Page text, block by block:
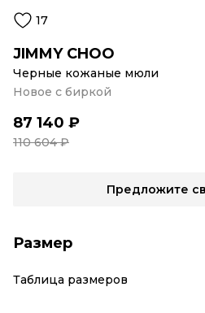
17
JIMMY CHOO
Черные кожаные мюли
Новое с биркой
87 140 ₽
110 604 ₽
Предложите
Размер
Таблица размеров